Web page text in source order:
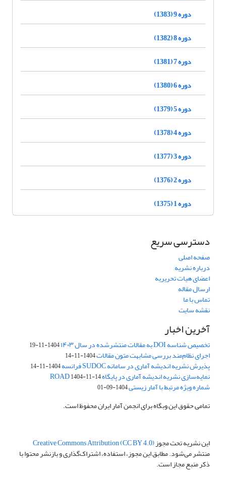
دوره 9 (1383)
دوره 8 (1382)
دوره 7 (1381)
دوره 6 (1380)
دوره 5 (1379)
دوره 4 (1378)
دوره 3 (1377)
دوره 2 (1376)
دوره 1 (1375)
دسترسی سریع
صفحه اصلی
درباره نشریه
اعضای هیات تحریریه
ارسال مقاله
تماس با ما
نقشه سایت
آخرین اخبار
تخصیص شناسه DOI به مقالات منتشرشده در سال ۱۴۰۳ 1404-11-19
اجرای نظام‌مند بررسی مشابهت متون مقالات1404-11-14
پذیرش نشریه اندیشه آماری در سامانه SUDOC فرانسه 1404-11-14
نمایه‌سازی نشریه اندیشه آماری در پایگاه ROAD1404-11-14
شماره ویژه مرتبط با آمار زیستی1404-09-01
تمامی حقوق این وبگاه برای انجمن آمار ایران محفوظ است.
این نشریه تحت مجوزCreative Commons Attribution (CC BY 4.0)
منتشر می‌شود. مطابق این مجوز، استفاده، اشتراک‌گذاری و بازنشر محتوا با
ذکر منبع مجاز است.